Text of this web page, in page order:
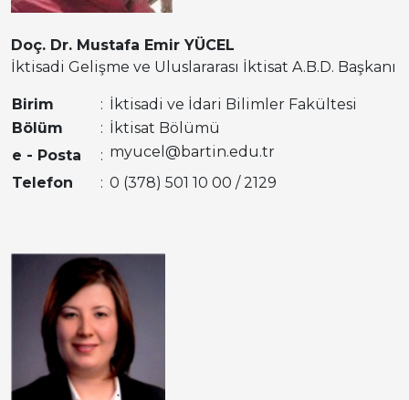
Doç. Dr. Mustafa Emir YÜCEL
İktisadi Gelişme ve Uluslararası İktisat A.B.D. Başkanı
Birim : İktisadi ve İdari Bilimler Fakültesi
Bölüm
: İktisat Bölümü
e - Posta
: myucel@bartin.edu.tr
Telefon
: 0 (378) 501 10 00 / 2129